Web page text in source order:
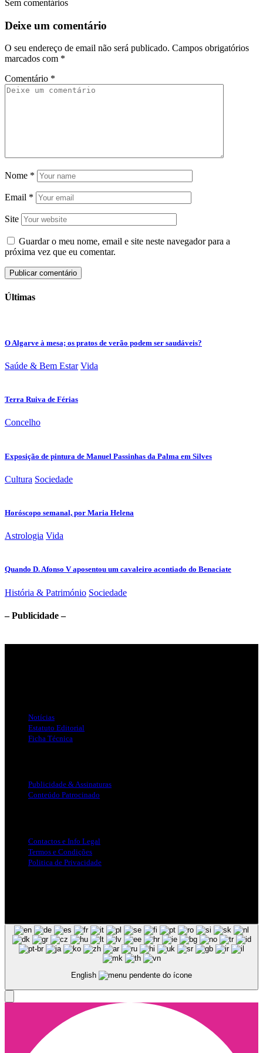
Sem comentários
Deixe um comentário
O seu endereço de email não será publicado. Campos obrigatórios
marcados com *
Comentário *
Nome *
Email *
Site
Guardar o meu nome, email e site neste navegador para a
próxima vez que eu comentar.
Últimas
O Algarve à mesa; os pratos de verão podem ser saudáveis?
Saúde & Bem Estar Vida
Terra Ruiva de Férias
Concelho
Exposição de pintura de Manuel Passinhas da Palma em Silves
Cultura Sociedade
Horóscopo semanal, por Maria Helena
Astrologia Vida
Quando D. Afonso V aposentou um cavaleiro acontiado do Benaciate
História & Património Sociedade
– Publicidade –
Notícias
Estatuto Editorial
Ficha Técnica
Publicidade & Assinaturas
Conteúdo Patrocinado
Contactos e Info Legal
Termos e Condições
Politica de Privacidade
English